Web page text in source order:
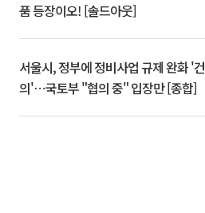
품 등장이오! [솔드아웃]
서울시, 정부에 정비사업 규제 완화 '건
의'⋯국토부 "협의 중" 입장만 [종합]